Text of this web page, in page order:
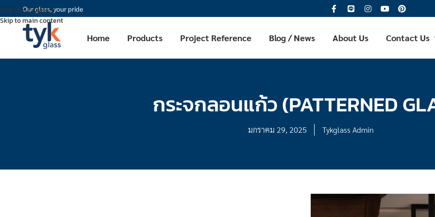
Skip to navigation
Skip to main content
Our glass, your pride
Home Products Project Reference Blog / News About Us Contact Us
กระจกลอนแก้ว (PATTERNED
มกราคม 29, 2025 Tykglass Admin